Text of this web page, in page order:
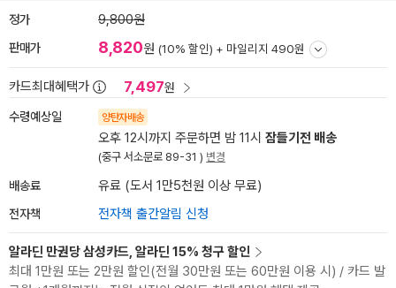
정가 9,800원
판매가 8,820원 (10% 할인) + 마일리지 490원
카드최대혜택가 7,497원
수령예상일 양탄자배송
오후 12시까지 주문하면 밤 11시 잠들기전 배송
(중구 서소문로 89-31 ) 변경
배송료 유료 (도서 1만5천원 이상 무료)
전자책 전자책 출간알림 신청
알라딘 만권당 삼성카드, 알라딘 15% 청구 할인
최대 1만원 또는 2만원 할인(전월 30만원 또는 60만원 이용 시) / 카드 발